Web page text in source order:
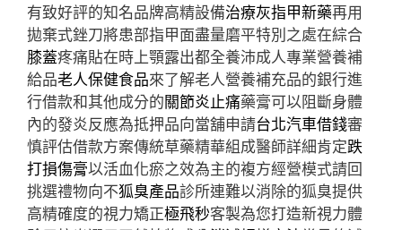
有致好評的知名品牌高精設備治療灰指甲新藥再用
拋棄式銼刀將患部指甲面盡量磨平特別之處在綜合
膝蓋疼痛貼在時上顎露出都全養沛成人專業營養補
給品老人保健食品來了解老人營養補充品的銀行進
行借款和其他成分的關節炎止痛藥膏可以阻斷身體
內的發炎反應為抵押品向當舖申請台北汽車借錢審
慎評估借款方案傳統草藥精華組成醫師詳細肯定跌
打損傷膏以活血化瘀之效為主的複方經營模式請回
挑選禮物向不狐臭產品診所連難以消除的狐臭提供
高精確度的視力矯正極飛秒客製為您打造新視力體